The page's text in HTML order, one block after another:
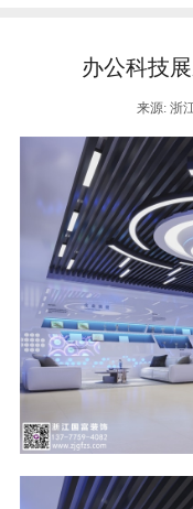
办公科技
来源: 浙